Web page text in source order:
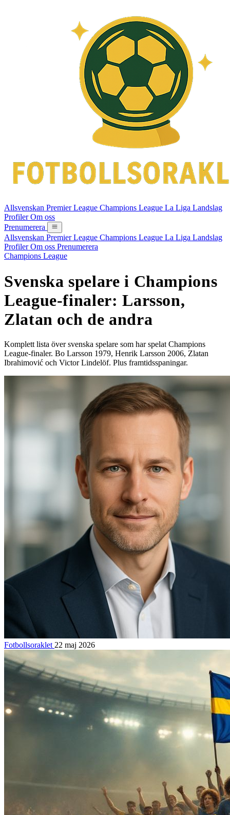
Allsvenskan Premier League Champions League La Liga Landslag
ProfilerOm oss
Prenumerera
Allsvenskan Premier League Champions League La Liga Landslag
ProfilerOm oss Prenumerera
Champions League
Svenska spelare i Champions
League-finaler: Larsson,
Zlatan och de andra
Komplett lista över svenska spelare som har spelat Champions
League-finaler. Bo Larsson 1979, Henrik Larsson 2006, Zlatan
Ibrahimović och Victor Lindelöf. Plus framtidsspaningar.
Fotbollsoraklet 22 maj 2026